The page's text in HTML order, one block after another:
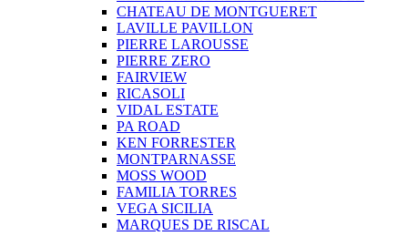
CHATEAU DE MONTGUERET
LAVILLE PAVILLON
PIERRE LAROUSSE
PIERRE ZERO
FAIRVIEW
RICASOLI
VIDAL ESTATE
PA ROAD
KEN FORRESTER
MONTPARNASSE
MOSS WOOD
FAMILIA TORRES
VEGA SICILIA
MARQUES DE RISCAL